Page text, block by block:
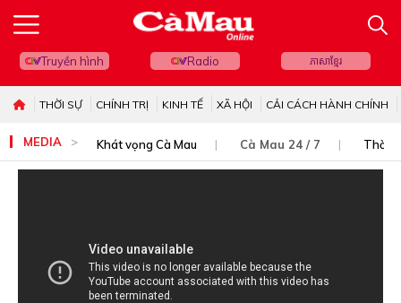
Truyền hình Radio ភាសាខ្មែរ
THỜI SỰ CHÍNH TRỊ KINH TẾ XÃ HỘI CẢI CÁCH HÀNH CHÍNH
MEDIA Khát vọng Cà Mau Cà Mau 24 / 7 Thời